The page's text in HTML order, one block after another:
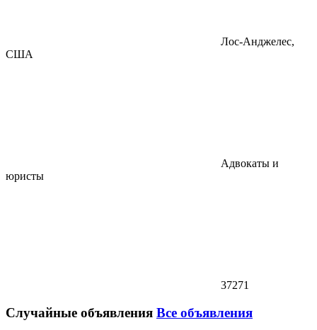
Лос-Анджелес,
США
Адвокаты и
юристы
37271
Случайные объявления Все объявления